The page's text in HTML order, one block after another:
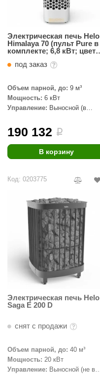
камень
камень
Электрическая печь Helo
Himalaya 70 (пульт Pure в
комплекте; 6,8 кВт; цвет
под заказ
Объем парной, до: 9 м³
Мощность: 6 кВт
Управление: Выносной (в
190 132 i
В корзину
Код: 0203775
Электрическая печь Helo
Saga E 200 D
снят с продажи
Объем парной, до: 40 м³
Мощность: 20 кВт
Управление: Выносной (не в